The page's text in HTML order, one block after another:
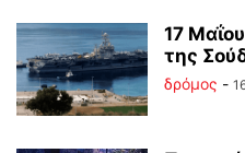
17
της
δρόμος -